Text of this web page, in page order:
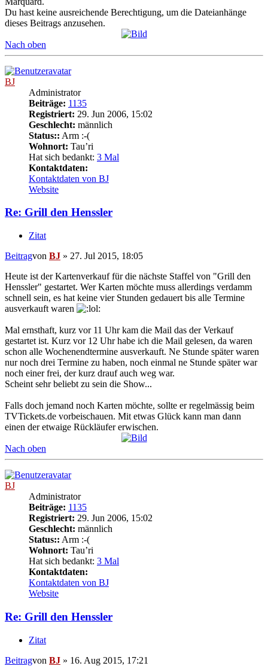
Du hast keine ausreichende Berechtigung, um die Dateianhänge
dieses Beitrags anzusehen.
Nach oben
BJ
Administrator
Beiträge: 1135
Registriert: 29. Jun 2006, 15:02
Geschlecht: männlich
Status:: Arm :-(
Wohnort: Tau’ri
Hat sich bedankt: 3 Mal
Kontaktdaten:
Kontaktdaten von BJ
Website
Re: Grill den Henssler
Zitat
Beitragvon BJ » 27. Jul 2015, 18:05
Heute ist der Kartenverkauf für die nächste Staffel von "Grill den
Henssler" gestartet. Wer Karten möchte muss allerdings verdamm
schnell sein, es hat keine vier Stunden gedauert bis alle Termine
ausverkauft waren
Mal ernsthaft, kurz vor 11 Uhr kam die Mail das der Verkauf
gestartet ist. Kurz vor 12 Uhr habe ich die Mail gelesen, da waren
schon alle Wochenendtermine ausverkauft. Ne Stunde später waren
nur noch drei Termine zu haben, noch einmal ne Stunde später war
noch einer frei, der kurz drauf auch weg war.
Scheint sehr beliebt zu sein die Show...
Falls doch jemand noch Karten möchte, sollte er regelmässig beim
TVTickets.de vorbeischauen. Mit etwas Glück kann man dann
einen der etwaige Rückläufer erwischen.
Nach oben
BJ
Administrator
Beiträge: 1135
Registriert: 29. Jun 2006, 15:02
Geschlecht: männlich
Status:: Arm :-(
Wohnort: Tau’ri
Hat sich bedankt: 3 Mal
Kontaktdaten:
Kontaktdaten von BJ
Website
Re: Grill den Henssler
Zitat
Beitragvon BJ » 16. Aug 2015, 17:21